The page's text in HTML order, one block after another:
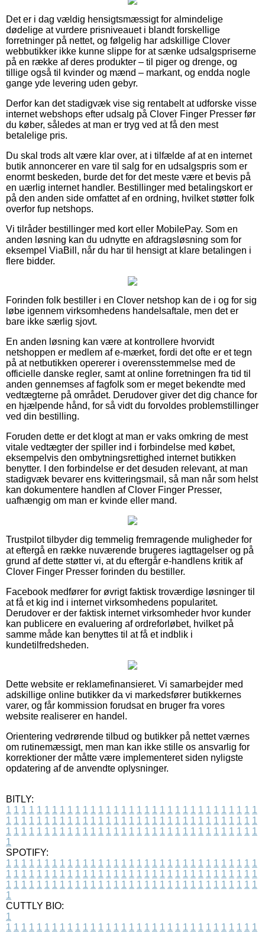
Det er i dag vældig hensigtsmæssigt for almindelige
dødelige at vurdere prisniveauet i blandt forskellige
forretninger på nettet, og følgelig har adskillige Clover
webbutikker ikke kunne slippe for at sænke udsalgspriserne
på en række af deres produkter – til piger og drenge, og
tillige også til kvinder og mænd – markant, og endda nogle
gange yde levering uden gebyr.
Derfor kan det stadigvæk vise sig rentabelt at udforske visse
internet webshops efter udsalg på Clover Finger Presser før
du køber, således at man er tryg ved at få den mest
betalelige pris.
Du skal trods alt være klar over, at i tilfælde af at en internet
butik annoncerer en vare til salg for en udsalgspris som er
enormt beskeden, burde det for det meste være et bevis på
en uærlig internet handler. Bestillinger med betalingskort er
på den anden side omfattet af en ordning, hvilket støtter folk
overfor fup netshops.
Vi tilråder bestillinger med kort eller MobilePay. Som en
anden løsning kan du udnytte en afdragsløsning som for
eksempel ViaBill, når du har til hensigt at klare betalingen i
flere bidder.
Forinden folk bestiller i en Clover netshop kan de i og for sig
løbe igennem virksomhedens handelsaftale, men det er
bare ikke særlig sjovt.
En anden løsning kan være at kontrollere hvorvidt
netshoppen er medlem af e-mærket, fordi det ofte er et tegn
på at netbutikken opererer i overensstemmelse med de
officielle danske regler, samt at online forretningen fra tid til
anden gennemses af fagfolk som er meget bekendte med
vedtægterne på området. Derudover giver det dig chance for
en hjælpende hånd, for så vidt du forvoldes problemstillinger
ved din bestilling.
Foruden dette er det klogt at man er vaks omkring de mest
vitale vedtægter der spiller ind i forbindelse med købet,
eksempelvis den ombytningsrettighed internet butikken
benytter. I den forbindelse er det desuden relevant, at man
stadigvæk bevarer ens kvitteringsmail, så man når som helst
kan dokumentere handlen af Clover Finger Presser,
uafhængig om man er kvinde eller mand.
Trustpilot tilbyder dig temmelig fremragende muligheder for
at eftergå en række nuværende brugeres iagttagelser og på
grund af dette støtter vi, at du eftergår e-handlens kritik af
Clover Finger Presser forinden du bestiller.
Facebook medfører for øvrigt faktisk troværdige løsninger til
at få et kig ind i internet virksomhedens popularitet.
Derudover er der faktisk internet virksomheder hvor kunder
kan publicere en evaluering af ordreforløbet, hvilket på
samme måde kan benyttes til at få et indblik i
kundetilfredsheden.
Dette website er reklamefinansieret. Vi samarbejder med
adskillige online butikker da vi markedsfører butikkernes
varer, og får kommission forudsat en bruger fra vores
website realiserer en handel.
Orientering vedrørende tilbud og butikker på nettet værnes
om rutinemæssigt, men man kan ikke stille os ansvarlig for
korrektioner der måtte være implementeret siden nyligste
opdatering af de anvendte oplysninger.
BITLY:
1 1 1 1 1 1 1 1 1 1 1 1 1 1 1 1 1 1 1 1 1 1 1 1 1 1 1 1 1 1 1 1 1
1 1 1 1 1 1 1 1 1 1 1 1 1 1 1 1 1 1 1 1 1 1 1 1 1 1 1 1 1 1 1 1 1
1 1 1 1 1 1 1 1 1 1 1 1 1 1 1 1 1 1 1 1 1 1 1 1 1 1 1 1 1 1 1 1 1
1
SPOTIFY:
1 1 1 1 1 1 1 1 1 1 1 1 1 1 1 1 1 1 1 1 1 1 1 1 1 1 1 1 1 1 1 1 1
1 1 1 1 1 1 1 1 1 1 1 1 1 1 1 1 1 1 1 1 1 1 1 1 1 1 1 1 1 1 1 1 1
1 1 1 1 1 1 1 1 1 1 1 1 1 1 1 1 1 1 1 1 1 1 1 1 1 1 1 1 1 1 1 1 1
1
CUTTLY BIO:
1
1 1 1 1 1 1 1 1 1 1 1 1 1 1 1 1 1 1 1 1 1 1 1 1 1 1 1 1 1 1 1 1 1